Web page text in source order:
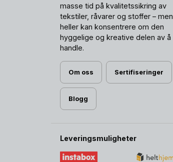
masse tid på kvalitetssikring av
tekstiler, råvarer og stoffer – men
heller kan konsentrere om den
hyggelige og kreative delen av å
handle.
Om oss Sertifiseringer
Blogg
Leveringsmuligheter